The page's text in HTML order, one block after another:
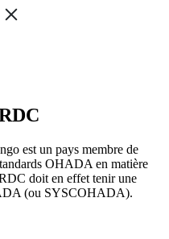
est un pays membre de
OHADA en matière
doit en effet tenir une
(ou SYSCOHADA).